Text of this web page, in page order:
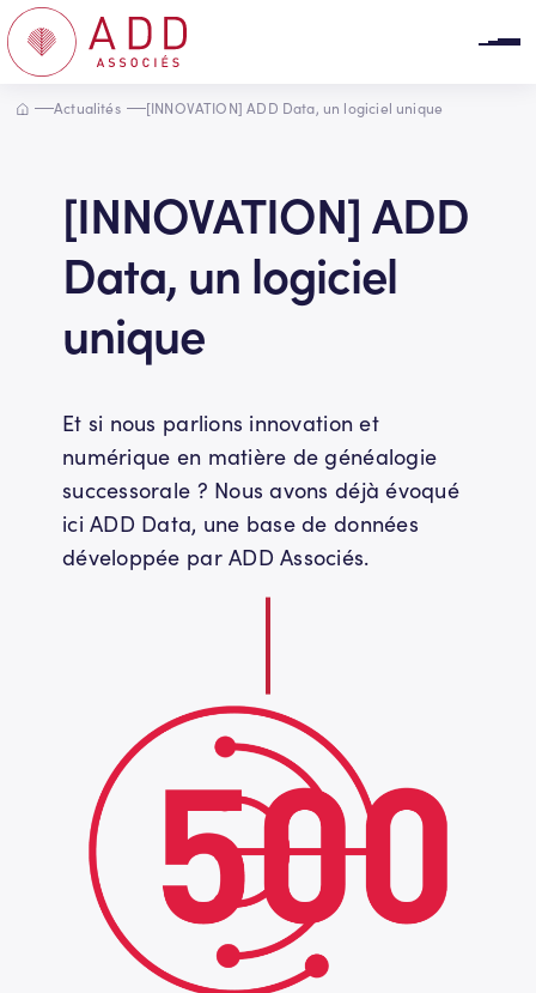
AccueilActualités [INNOVATION] ADD Data, un logiciel unique
[INNOVATION] ADD
Data, un logiciel
unique
Et si nous parlions innovation et
numérique en matière de généalogie
successorale ? Nous avons déjà évoqué
ici ADD Data, une base de données
développée par ADD Associés.
Panneau de gestion des cookies